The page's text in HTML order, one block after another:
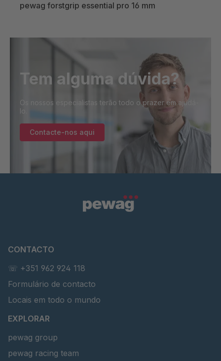
pewag forstgrip essential pro 16 mm
Tem alguma dúvida?
Os nossos especialistas terão todo o prazer em ajudá-
lo.
Contacte-nos aqui
CONTACTO
☏ +351 962 924 118
Formulário de contacto
Locais em todo o mundo
EXPLORAR
pewag group
pewag racing team